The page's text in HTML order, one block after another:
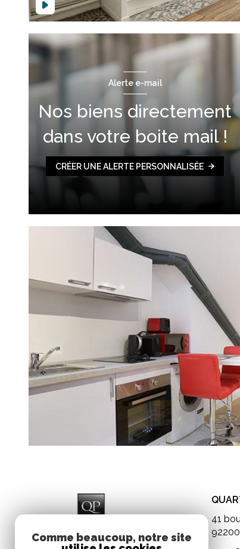
Alerte e-mail
Nos biens directement
dans votre boite mail !
CRÉER UNE ALERTE PERSONNALISÉE
41
92200
Comme beaucoup, notre site